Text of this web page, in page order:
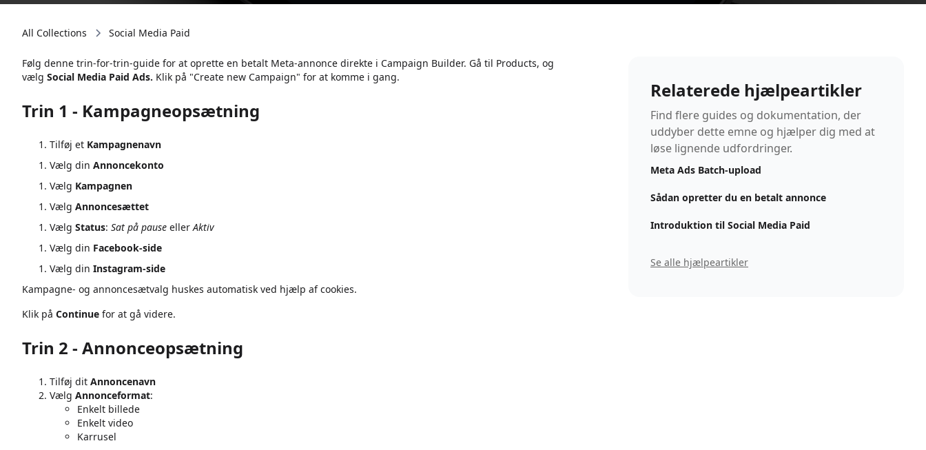
All Collections Social Media Paid
Følg denne trin-for-trin-guide for at oprette en betalt Meta-annonce direkte i Campaign Builder. Gå til Products, og
vælg Social Media Paid Ads. Klik på "Create new Campaign" for at komme i gang.
Trin 1 - Kampagneopsætning
Tilføj et Kampagnenavn
Vælg din Annoncekonto
Vælg Kampagnen
Vælg Annoncesættet
Vælg Status: Sat på pause ellerAktiv
Vælg din Facebook-side
Vælg din Instagram-side
Kampagne- og annoncesætvalg huskes automatisk ved hjælp af cookies.
Klik på Continue for at gå videre.
Trin 2 - Annonceopsætning
Tilføj dit Annoncenavn
Vælg Annonceformat:
Enkelt billede
Enkelt video
Karrusel
Relaterede hjælpeartikler
Find flere guides og dokumentation, der
uddyber dette emne og hjælper dig med at
løse lignende udfordringer.
Meta Ads Batch-upload
Sådan opretter du en betalt annonce
Introduktion til Social Media Paid
Se alle hjælpeartikler